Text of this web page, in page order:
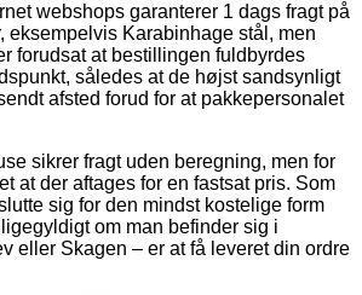
webshops garanterer 1 dags fragt på
eksempelvis Karabinhage stål, men
forudsat at bestillingen fuldbyrdes
således at de højst sandsynligt
afsted forud for at pakkepersonalet
sikrer fragt uden beregning, men for
at der aftages for en fastsat pris. Som
sig for den mindst kostelige form
om man befinder sig i
eller Skagen – er at få leveret din ordre